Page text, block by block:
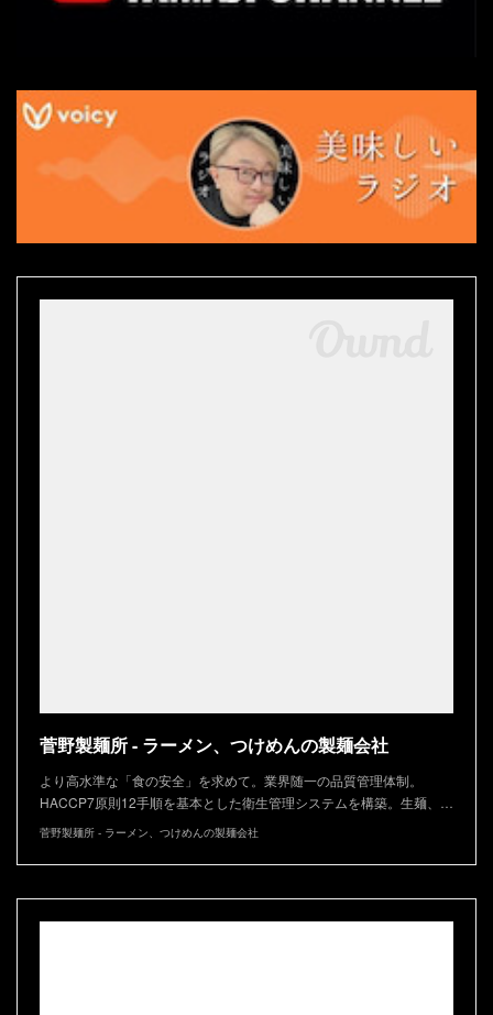
菅野製麺所 - ラーメン、つけめんの製麺会社
より高水準な「食の安全」を求めて。業界随一の品質管理体制。
HACCP7原則12手順を基本とした衛生管理システムを構築。生麺、…
菅野製麺所 - ラーメン、つけめんの製麺会社